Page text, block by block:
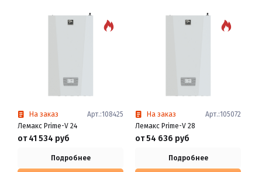
На заказ
Арт.:108425
Лемакс Prime-V 24
от 41 534 руб
Подробнее
На заказ
Арт.:105072
Лемакс Prime-V 28
от 54 636 руб
Подробнее